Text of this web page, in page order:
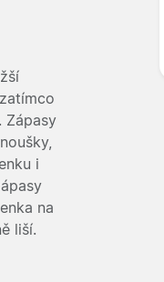
Zápasy
i
na
liší.